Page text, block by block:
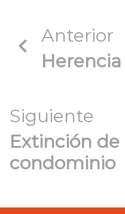
Anterior
Herencia
Siguiente
Extinción de
condominio